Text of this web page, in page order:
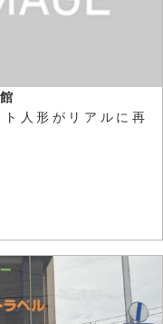
人形がリアルに再